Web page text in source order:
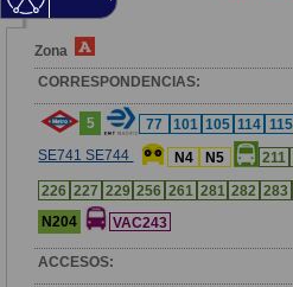
Zona
CORRESPONDENCIAS:
5 77 101 105 114 115
SE741 SE744
N4 N5 211
226 227 229 256 261 281 282 283
N204
VAC243
ACCESOS: